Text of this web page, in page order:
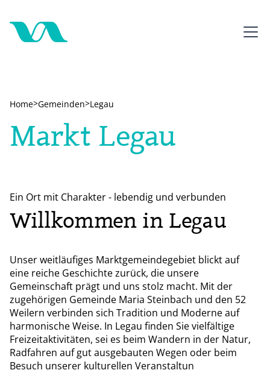
Home>Gemeinden>Legau
Markt Legau
Ein Ort mit Charakter - lebendig und verbunden
Willkommen in Legau
Unser weitläufiges Marktgemeindegebiet blickt auf
eine reiche Geschichte zurück, die unsere
Gemeinschaft prägt und uns stolz macht. Mit der
zugehörigen Gemeinde Maria Steinbach und den 52
Weilern verbinden sich Tradition und Moderne auf
harmonische Weise. In Legau finden Sie vielfältige
Freizeitaktivitäten, sei es beim Wandern in der Natur,
Radfahren auf gut ausgebauten Wegen oder beim
Besuch unserer kulturellen Veranstaltun